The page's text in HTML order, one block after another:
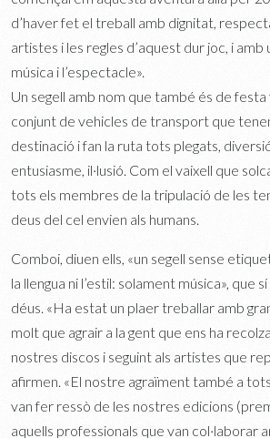
d’haver fet el treball amb dignitat,
artistes i les regles d’aquest dur joc, i amb
música i l’espectacle».
Un segell amb nom que també és de
conjunt de vehicles de transport que
destinació i fan la ruta tots plegats,
entusiasme, il·lusió. Com el vaixell que
tots els membres de la tripulació de les
deus del cel envien als humans.
Comboi, diuen ells, «un segell sense
la llengua ni l’estil: solament música», que
déus. «Ha estat un plaer treballar amb
molt que agrair a la gent que ens ha
nostres discos i seguint als artistes que
afirmen. «El nostre agraïment també a
van fer ressò de les nostres edicions
aquells professionals que van col·laborar